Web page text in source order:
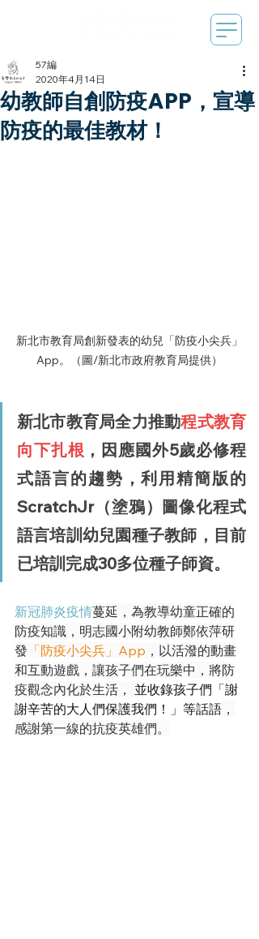
幼教師自創防疫APP，宣導
防疫的最佳教材！
57編
2020年4月14日
新北市教育局創新發表的幼兒「防疫小尖兵」
App。（圖/新北市政府教育局提供）
新北市教育局全力推動程式教育
向下扎根 ，因應國外5歲必修程
式語言的趨勢，利用精簡版的
ScratchJr（塗鴉）圖像化程式
語言培訓幼兒園種子教師，目前
已培訓完成30多位種子師資。
新冠肺炎疫情蔓延，為教導幼童正確的
防疫知識，明志國小附幼教師鄭依萍研
發 「防疫小尖兵」App ，以活潑的動畫
和互動遊戲，讓孩子們在玩樂中，將防
疫觀念內化於生活， 並收錄孩子們「謝
謝辛苦的大人們保護我們！」等話語 ，
感謝第一線的抗疫英雄們。